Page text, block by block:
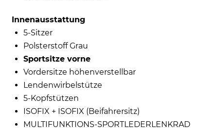
Innenausstattung
5-Sitzer
Polsterstoff Grau
Sportsitze vorne
Vordersitze höhenverstellbar
Lendenwirbelstütze
5-Kopfstützen
ISOFIX + ISOFIX (Beifahrersitz)
MULTIFUNKTIONS-SPORTLEDERLENKRAD